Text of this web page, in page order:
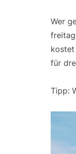
Wer
kostet
für
Tipp: